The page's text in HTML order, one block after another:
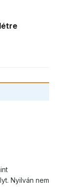
Nyilván nem